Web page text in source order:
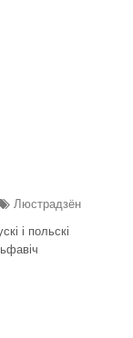
Люстрадзён
і польскі